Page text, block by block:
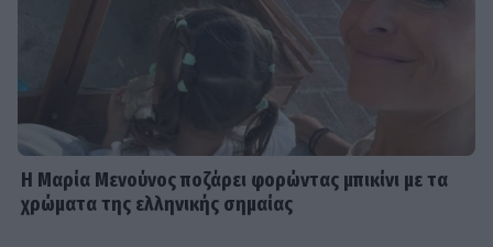
Η Μαρία Μενούνος ποζάρει φορώντας μπικίνι με τα
χρώματα της ελληνικής σημαίας